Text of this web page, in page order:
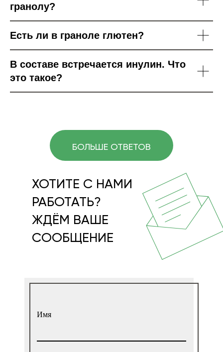
гранолу?
Есть ли в граноле глютен?
В составе встречается инулин. Что
это такое?
БОЛЬШЕ ОТВЕТОВ
ХОТИТЕ С НАМИ
РАБОТАТЬ?
ЖДЁМ ВАШЕ
СООБЩЕНИЕ
Имя